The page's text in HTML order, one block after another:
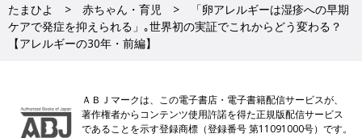
たまひよ 赤ちゃん・育児
「卵アレルギーは湿疹への早期
ケアで発症を抑えられる」｡世界初の実証でこれからどう変わる？
【アレルギーの30年・前編】
ＡＢＪマークは、この電子書店・電子書籍配信サービスが、
著作権者からコンテンツ使用許諾を得た正規版配信サービス
であることを示す登録商標（登録番号 第11091000号）です。